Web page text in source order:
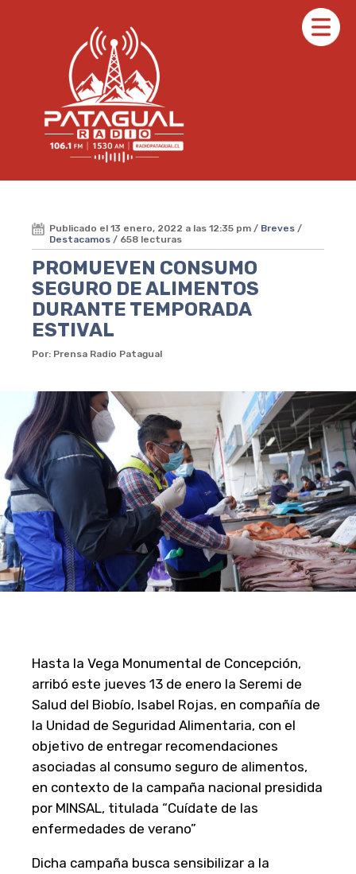
Publicado el 13 enero, 2022 a las 12:35 pm / Breves /
Destacamos / 658 lecturas
PROMUEVEN CONSUMO
SEGURO DE ALIMENTOS
DURANTE TEMPORADA
ESTIVAL
Por: Prensa Radio Patagual
Hasta la Vega Monumental de Concepción,
arribó este jueves 13 de enero la Seremi de
Salud del Biobío, Isabel Rojas, en compañía de
la Unidad de Seguridad Alimentaria, con el
objetivo de entregar recomendaciones
asociadas al consumo seguro de alimentos,
en contexto de la campaña nacional presidida
por MINSAL, titulada “Cuídate de las
enfermedades de verano”
Dicha campaña busca sensibilizar a la